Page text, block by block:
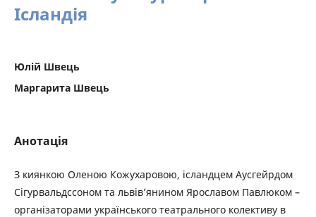
Ісландія
Юлій Швець
Маргарита Швець
Анотація
З киянкою Оленою Кожухаровою, ісландцем Аусгейрдом
Сігурвальдссоном та львів’янином Ярославом Павлюком –
організаторами українського театрального колективу в